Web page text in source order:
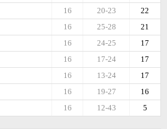
22
20-23
16
21
25-28
16
17
24-25
16
17
17-24
16
17
13-24
16
16
19-27
16
5
12-43
16